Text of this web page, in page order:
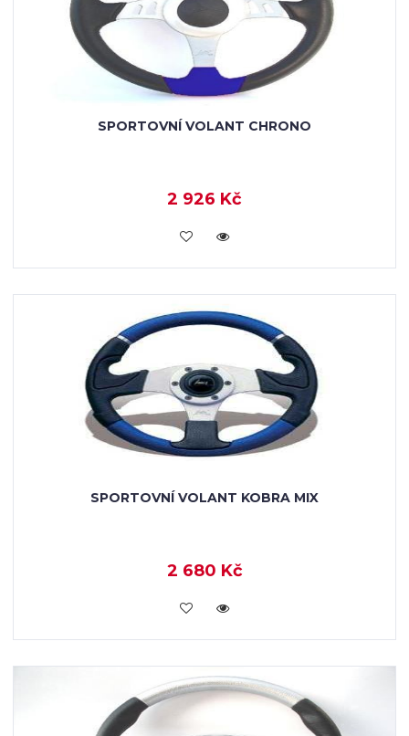
SPORTOVNÍ VOLANT CHRONO
2 926 Kč
KOUPIT
SPORTOVNÍ VOLANT KOBRA MIX
2 680 Kč
KOUPIT